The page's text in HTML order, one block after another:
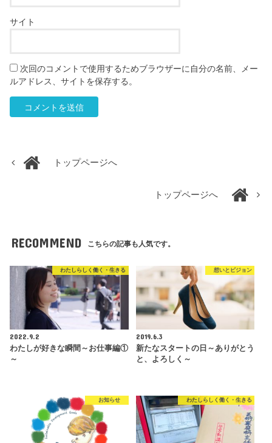
サイト
次回のコメントで使用するためブラウザーに自分の名前、メー
ルアドレス、サイトを保存する。
トップページへ
トップページへ
RECOMMEND こちらの記事も人気です。
わたしらしく働く・生きる
2022.9.2
わたしが好きな瞬間～お仕事編①
～
想いとビジョン
2019.6.3
新たなスタートの日～ありがとう
と、よろしく～
お知らせ わたしらしく働く・生きる